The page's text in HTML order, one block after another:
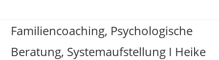
Familiencoaching, Psychologische
Beratung, Systemaufstellung I Heike